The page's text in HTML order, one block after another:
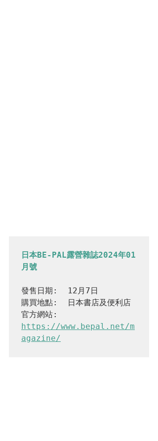
日本BE-PAL露營雜誌2024年01
月號
發售日期:  12月7日
購買地點:  日本書店及便利店
https://www.bepal.net/m
agazine/